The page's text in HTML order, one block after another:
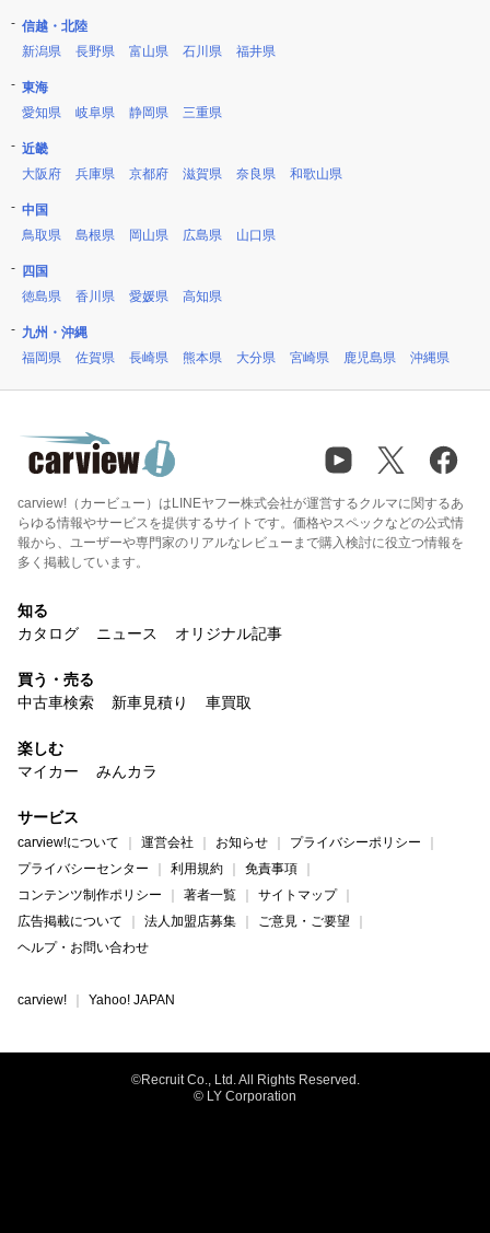
信越・北陸
新潟県
長野県 富山県 石川県 福井県
東海
愛知県
岐阜県 静岡県 三重県
近畿
大阪府
兵庫県 京都府 滋賀県 奈良県 和歌山県
中国
鳥取県
島根県 岡山県 広島県 山口県
四国
徳島県
香川県 愛媛県 高知県
九州・沖縄
福岡県
佐賀県 長崎県 熊本県 大分県 宮崎県 鹿児島県 沖縄県
carview!（カービュー）はLINEヤフー株式会社が運営するクルマに関するあ
らゆる情報やサービスを提供するサイトです。価格やスペックなどの公式情
報から、ユーザーや専門家のリアルなレビューまで購入検討に役立つ情報を
多く掲載しています。
知る
カタログ
ニュース オリジナル記事
買う・売る
中古車検索
新車見積り 車買取
楽しむ
マイカー
みんカラ
サービス
carview!について 運営会社 お知らせ
プライバシーポリシー
プライバシーセンター
利用規約
免責事項
コンテンツ制作ポリシー
著者一覧
サイトマップ
広告掲載について
法人加盟店募集
ご意見・ご要望
ヘルプ・お問い合わせ
carview! Yahoo! JAPAN
©Recruit Co., Ltd. All Rights Reserved.
© LY Corporation